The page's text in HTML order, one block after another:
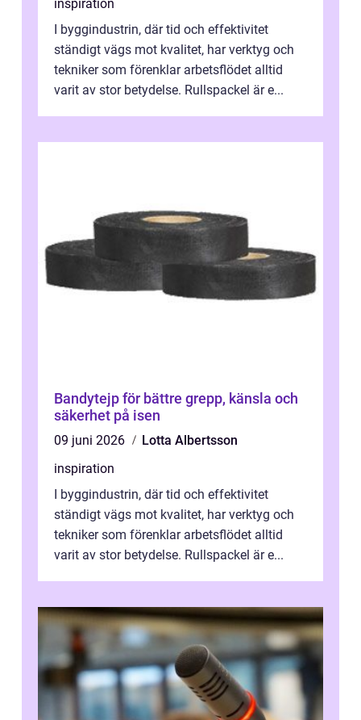
inspiration
I byggindustrin, där tid och effektivitet
ständigt vägs mot kvalitet, har verktyg och
tekniker som förenklar arbetsflödet alltid
varit av stor betydelse. Rullspackel är e...
Bandytejp för bättre grepp, känsla och
säkerhet på isen
09 juni 2026
Lotta Albertsson
inspiration
I byggindustrin, där tid och effektivitet
ständigt vägs mot kvalitet, har verktyg och
tekniker som förenklar arbetsflödet alltid
varit av stor betydelse. Rullspackel är e...